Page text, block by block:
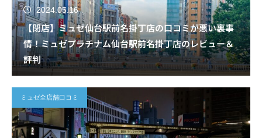
2024.05.16
【閉店】ミュゼ仙台駅前名掛丁店の口コミが悪い裏事
情！ミュゼプラチナム仙台駅前名掛丁店のレビュー＆
評判
ミュゼ全店舗口コミ